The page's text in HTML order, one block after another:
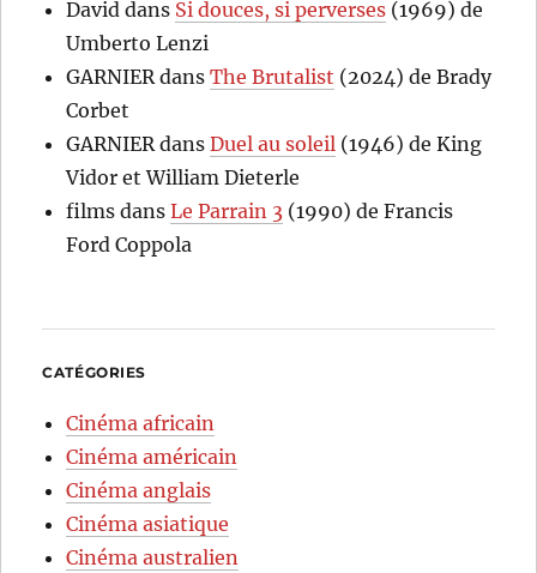
David dans Si douces, si perverses (1969) de
Umberto Lenzi
GARNIER dansThe Brutalist (2024) de Brady
Corbet
GARNIER dansDuel au soleil (1946) de King
Vidor et William Dieterle
films dansLe Parrain 3 (1990) de Francis
Ford Coppola
CATÉGORIES
Cinéma africain
Cinéma américain
Cinéma anglais
Cinéma asiatique
Cinéma australien